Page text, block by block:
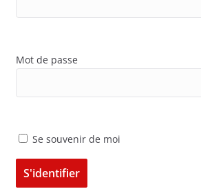
Mot de passe
Se souvenir de moi